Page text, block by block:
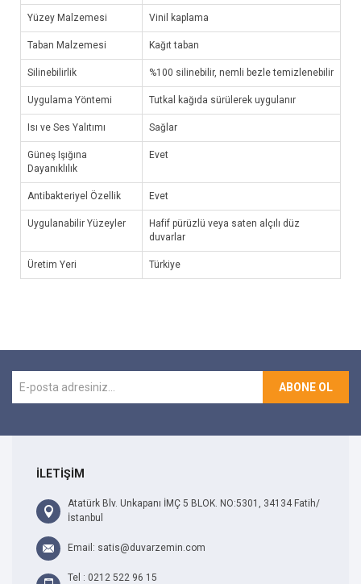
Yüzey Malzemesi Vinil kaplama
Taban Malzemesi Kağıt taban
Silinebilirlik %100 silinebilir, nemli bezle temizlenebilir
Uygulama Yöntemi Tutkal kağıda sürülerek uygulanır
Isı ve Ses Yalıtımı Sağlar
Güneş Işığına
Dayanıklılık
Evet
Antibakteriyel Özellik Evet
Uygulanabilir Yüzeyler
Hafif pürüzlü veya saten alçılı düz
duvarlar
Üretim Yeri Türkiye
ABONE OL
İLETİŞİM
Atatürk Blv. Unkapanı İMÇ 5 BLOK. NO:5301, 34134 Fatih/
İstanbul
Email: satis@duvarzemin.com
Tel : 0212 522 96 15